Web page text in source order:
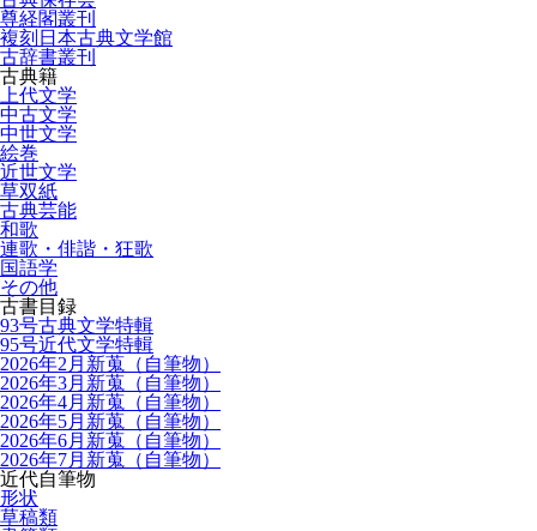
尊経閣叢刊
複刻日本古典文学館
古辞書叢刊
古典籍
上代文学
中古文学
中世文学
絵巻
近世文学
草双紙
古典芸能
和歌
連歌・俳諧・狂歌
国語学
その他
古書目録
93号古典文学特輯
95号近代文学特輯
2026年2月新蒐（自筆物）
2026年3月新蒐（自筆物）
2026年4月新蒐（自筆物）
2026年5月新蒐（自筆物）
2026年6月新蒐（自筆物）
2026年7月新蒐（自筆物）
近代自筆物
形状
草稿類